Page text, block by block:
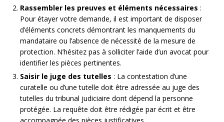
Rassembler les preuves et éléments nécessaires :
Pour étayer votre demande, il est important de disposer
d’éléments concrets démontrant les manquements du
mandataire ou l’absence de nécessité de la mesure de
protection. N’hésitez pas à solliciter l’aide d’un avocat pour
identifier les pièces pertinentes.
Saisir le juge des tutelles : La contestation d’une
curatelle ou d’une tutelle doit être adressée au juge des
tutelles du tribunal judiciaire dont dépend la personne
protégée. La requête doit être rédigée par écrit et être